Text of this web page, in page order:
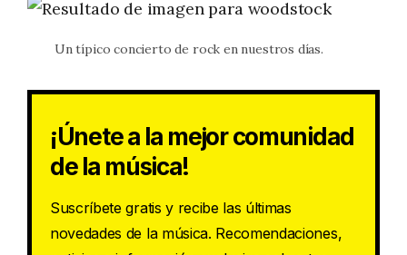
Un típico concierto de rock en nuestros días.
¡Únete a la mejor comunidad
de la música!
Suscríbete gratis y recibe las últimas
novedades de la música. Recomendaciones,